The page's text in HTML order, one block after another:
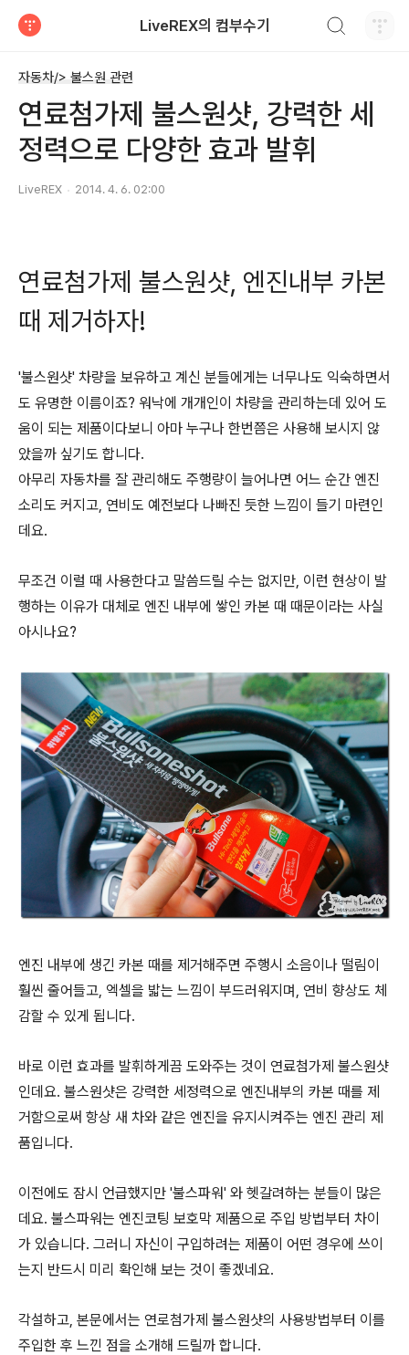
LiveREX의 컴부수기
자동차/> 불스원 관련
연료첨가제 불스원샷, 강력한 세
정력으로 다양한 효과 발휘
LiveREX 2014. 4. 6. 02:00
연료첨가제 불스원샷, 엔진내부 카본
때 제거하자!
'불스원샷' 차량을 보유하고 계신 분들에게는 너무나도 익숙하면서
도 유명한 이름이죠? 워낙에 개개인이 차량을 관리하는데 있어 도
움이 되는 제품이다보니 아마 누구나 한번쯤은 사용해 보시지 않
았을까 싶기도 합니다.
아무리 자동차를 잘 관리해도 주행량이 늘어나면 어느 순간 엔진
소리도 커지고, 연비도 예전보다 나빠진 듯한 느낌이 들기 마련인
데요.
무조건 이럴 때 사용한다고 말씀드릴 수는 없지만, 이런 현상이 발
행하는 이유가 대체로 엔진 내부에 쌓인 카본 때 때문이라는 사실
아시나요?
엔진 내부에 생긴 카본 때를 제거해주면 주행시 소음이나 떨림이
훨씬 줄어들고, 엑셀을 밟는 느낌이 부드러워지며, 연비 향상도 체
감할 수 있게 됩니다.
바로 이런 효과를 발휘하게끔 도와주는 것이 연료첨가제 불스원샷
인데요. 불스원샷은 강력한 세정력으로 엔진내부의 카본 때를 제
거함으로써 항상 새 차와 같은 엔진을 유지시켜주는 엔진 관리 제
품입니다.
이전에도 잠시 언급했지만 '불스파워' 와 헷갈려하는 분들이 많은
데요. 불스파워는 엔진코팅 보호막 제품으로 주입 방법부터 차이
가 있습니다. 그러니 자신이 구입하려는 제품이 어떤 경우에 쓰이
는지 반드시 미리 확인해 보는 것이 좋겠네요.
각설하고, 본문에서는 연로첨가제 불스원샷의 사용방법부터 이를
주입한 후 느낀 점을 소개해 드릴까 합니다.